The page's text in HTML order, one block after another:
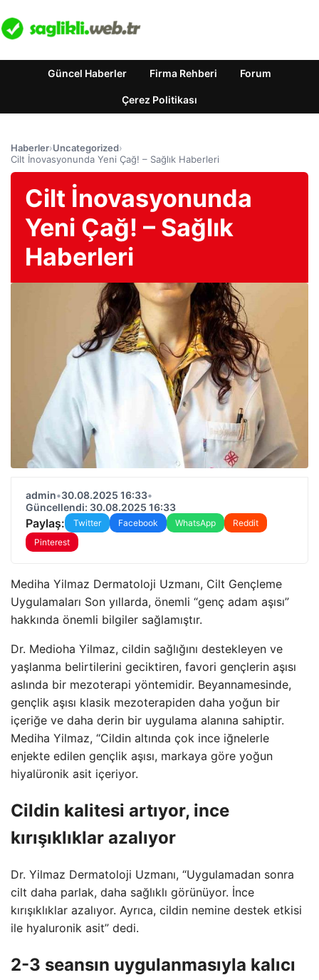
Güncel Haberler Firma Rehberi Forum
Çerez Politikası
Haberler›Uncategorized›
Cilt İnovasyonunda Yeni Çağ! – Sağlık Haberleri
Cilt İnovasyonunda
Yeni Çağ! – Sağlık
Haberleri
admin•30.08.2025 16:33•
Güncellendi: 30.08.2025 16:33
Paylaş: Twitter Facebook WhatsApp
Reddit
Pinterest
Mediha Yilmaz Dermatoloji Uzmanı, Cilt Gençleme
Uygulamaları Son yıllarda, önemli “genç adam aşısı”
hakkında önemli bilgiler sağlamıştır.
Dr. Medioha Yilmaz, cildin sağlığını destekleyen ve
yaşlanma belirtilerini geciktiren, favori gençlerin aşısı
aslında bir mezoterapi yöntemidir. Beyannamesinde,
gençlik aşısı klasik mezoterapiden daha yoğun bir
içeriğe ve daha derin bir uygulama alanına sahiptir.
Mediha Yilmaz, “Cildin altında çok ince iğnelerle
enjekte edilen gençlik aşısı, markaya göre yoğun
hiyalüronik asit içeriyor.
Cildin kalitesi artıyor, ince
kırışıklıklar azalıyor
Dr. Yilmaz Dermatoloji Uzmanı, “Uygulamadan sonra
cilt daha parlak, daha sağlıklı görünüyor. İnce
kırışıklıklar azalıyor. Ayrıca, cildin nemine destek etkisi
ile hyaluronik asit” dedi.
2-3 seansın uygulanmasıyla kalıcı